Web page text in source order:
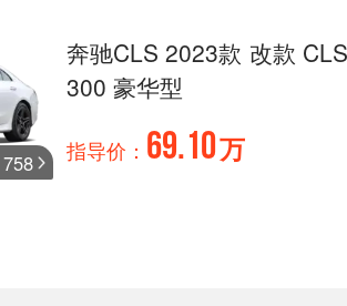
758
奔驰CLS 2023款 改款 CLS
300 豪华型
指导价： 69.10万